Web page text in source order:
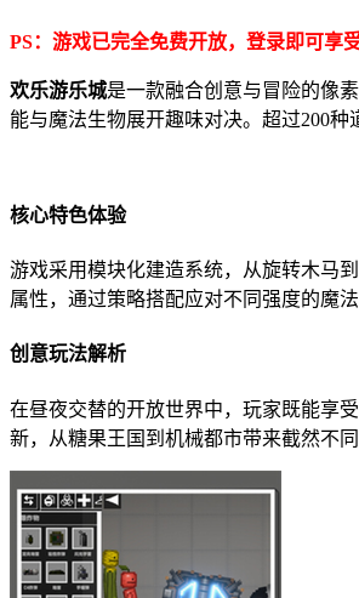
PS：游戏已完全免费开放，登录即可享
欢乐游乐城是一款融合创意与冒险的像
能与魔法生物展开趣味对决。超过200种
核心特色体验
游戏采用模块化建造系统，从旋转木马
属性，通过策略搭配应对不同强度的魔法
创意玩法解析
在昼夜交替的开放世界中，玩家既能享
新，从糖果王国到机械都市带来截然不同